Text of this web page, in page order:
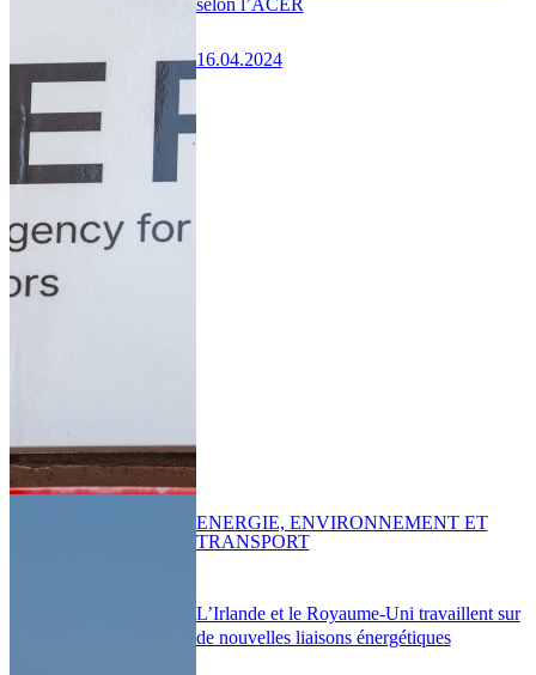
selon l’ACER
16.04.2024
L’Irlande et le Royaume-Uni travaillent sur
de nouvelles liaisons énergétiques
ENERGIE, ENVIRONNEMENT ET
TRANSPORT